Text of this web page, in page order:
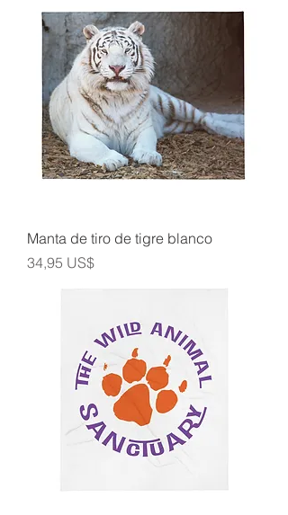
Manta de tiro de tigre blanco
Precio
34,95 US$